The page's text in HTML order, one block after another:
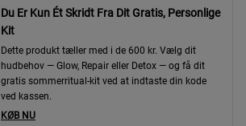
Du Er Kun Ét Skridt Fra Dit Gratis, Personlige
Kit
Dette produkt tæller med i de 600 kr. Vælg dit
hudbehov — Glow, Repair eller Detox — og få dit
gratis sommerritual-kit ved at indtaste din kode
ved kassen.
KØB NU